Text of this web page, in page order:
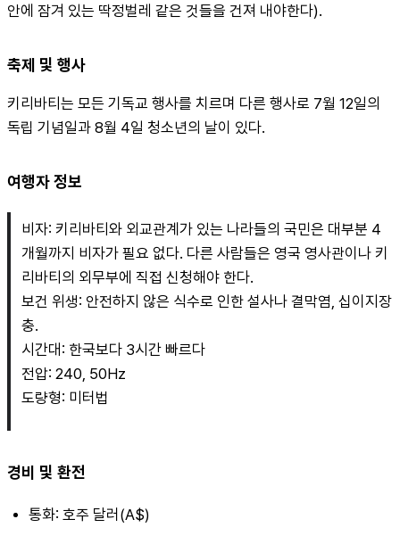
안에 잠겨 있는 딱정벌레 같은 것들을 건져 내야한다).
축제 및 행사
키리바티는 모든 기독교 행사를 치르며 다른 행사로 7월 12일의
독립 기념일과 8월 4일 청소년의 날이 있다.
여행자 정보
비자: 키리바티와 외교관계가 있는 나라들의 국민은 대부분 4
개월까지 비자가 필요 없다. 다른 사람들은 영국 영사관이나 키
리바티의 외무부에 직접 신청해야 한다.
보건 위생: 안전하지 않은 식수로 인한 설사나 결막염, 십이지장
충.
시간대: 한국보다 3시간 빠르다
전압: 240, 50Hz
도량형: 미터법
경비 및 환전
통화: 호주 달러(A$)